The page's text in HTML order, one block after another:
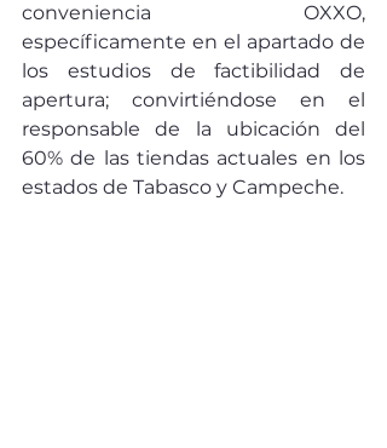
conveniencia OXXO,
específicamente en el apartado de
los estudios de factibilidad de
apertura; convirtiéndose en el
responsable de la ubicación del
60% de las tiendas actuales en los
estados de Tabasco y Campeche.